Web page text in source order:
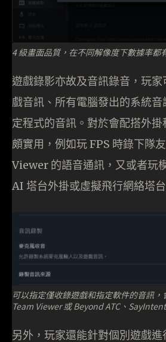
4 級畫面品質，在不同解像度下數據率都
遊戲錄影亦故及音訊錄音，玩
戲音訊、所有電腦發出的系統
定程式的音訊。對於會配搭外
頗實用，例如玩 FPS 時錄下隊
Viewer 的語音通訊，又或者玩
AI 塔台外掛或虛擬飛行網絡塔
可以指定僅收錄遊戲和指定軟件的音訊
Team Viewer 或 Beyond ATC、
另外，玩家還能針對個別遊戲進